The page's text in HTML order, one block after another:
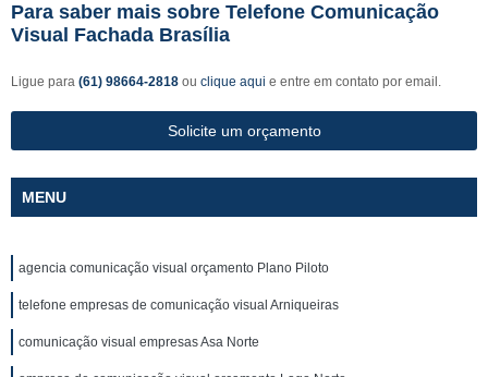
Para saber mais sobre Telefone Comunicação
Visual Fachada Brasília
Ligue para (61) 98664-2818 ou clique aqui e entre em contato por email.
Solicite um orçamento
MENU
agencia comunicação visual orçamento Plano Piloto
telefone empresas de comunicação visual Arniqueiras
comunicação visual empresas Asa Norte